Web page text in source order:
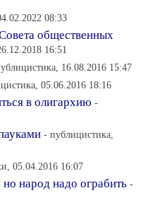
08:33
общественных
16:51
16.08.2016 15:47
05.06.2016 18:16
в олигархию -
- публицистика,
05.04.2016 16:07
народ надо ограбить -